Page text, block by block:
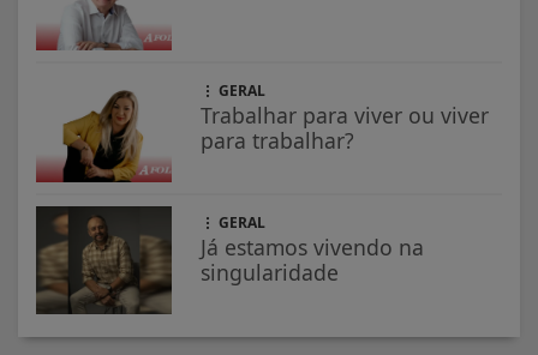
GERAL
Trabalhar para viver ou viver
para trabalhar?
GERAL
Já estamos vivendo na
singularidade